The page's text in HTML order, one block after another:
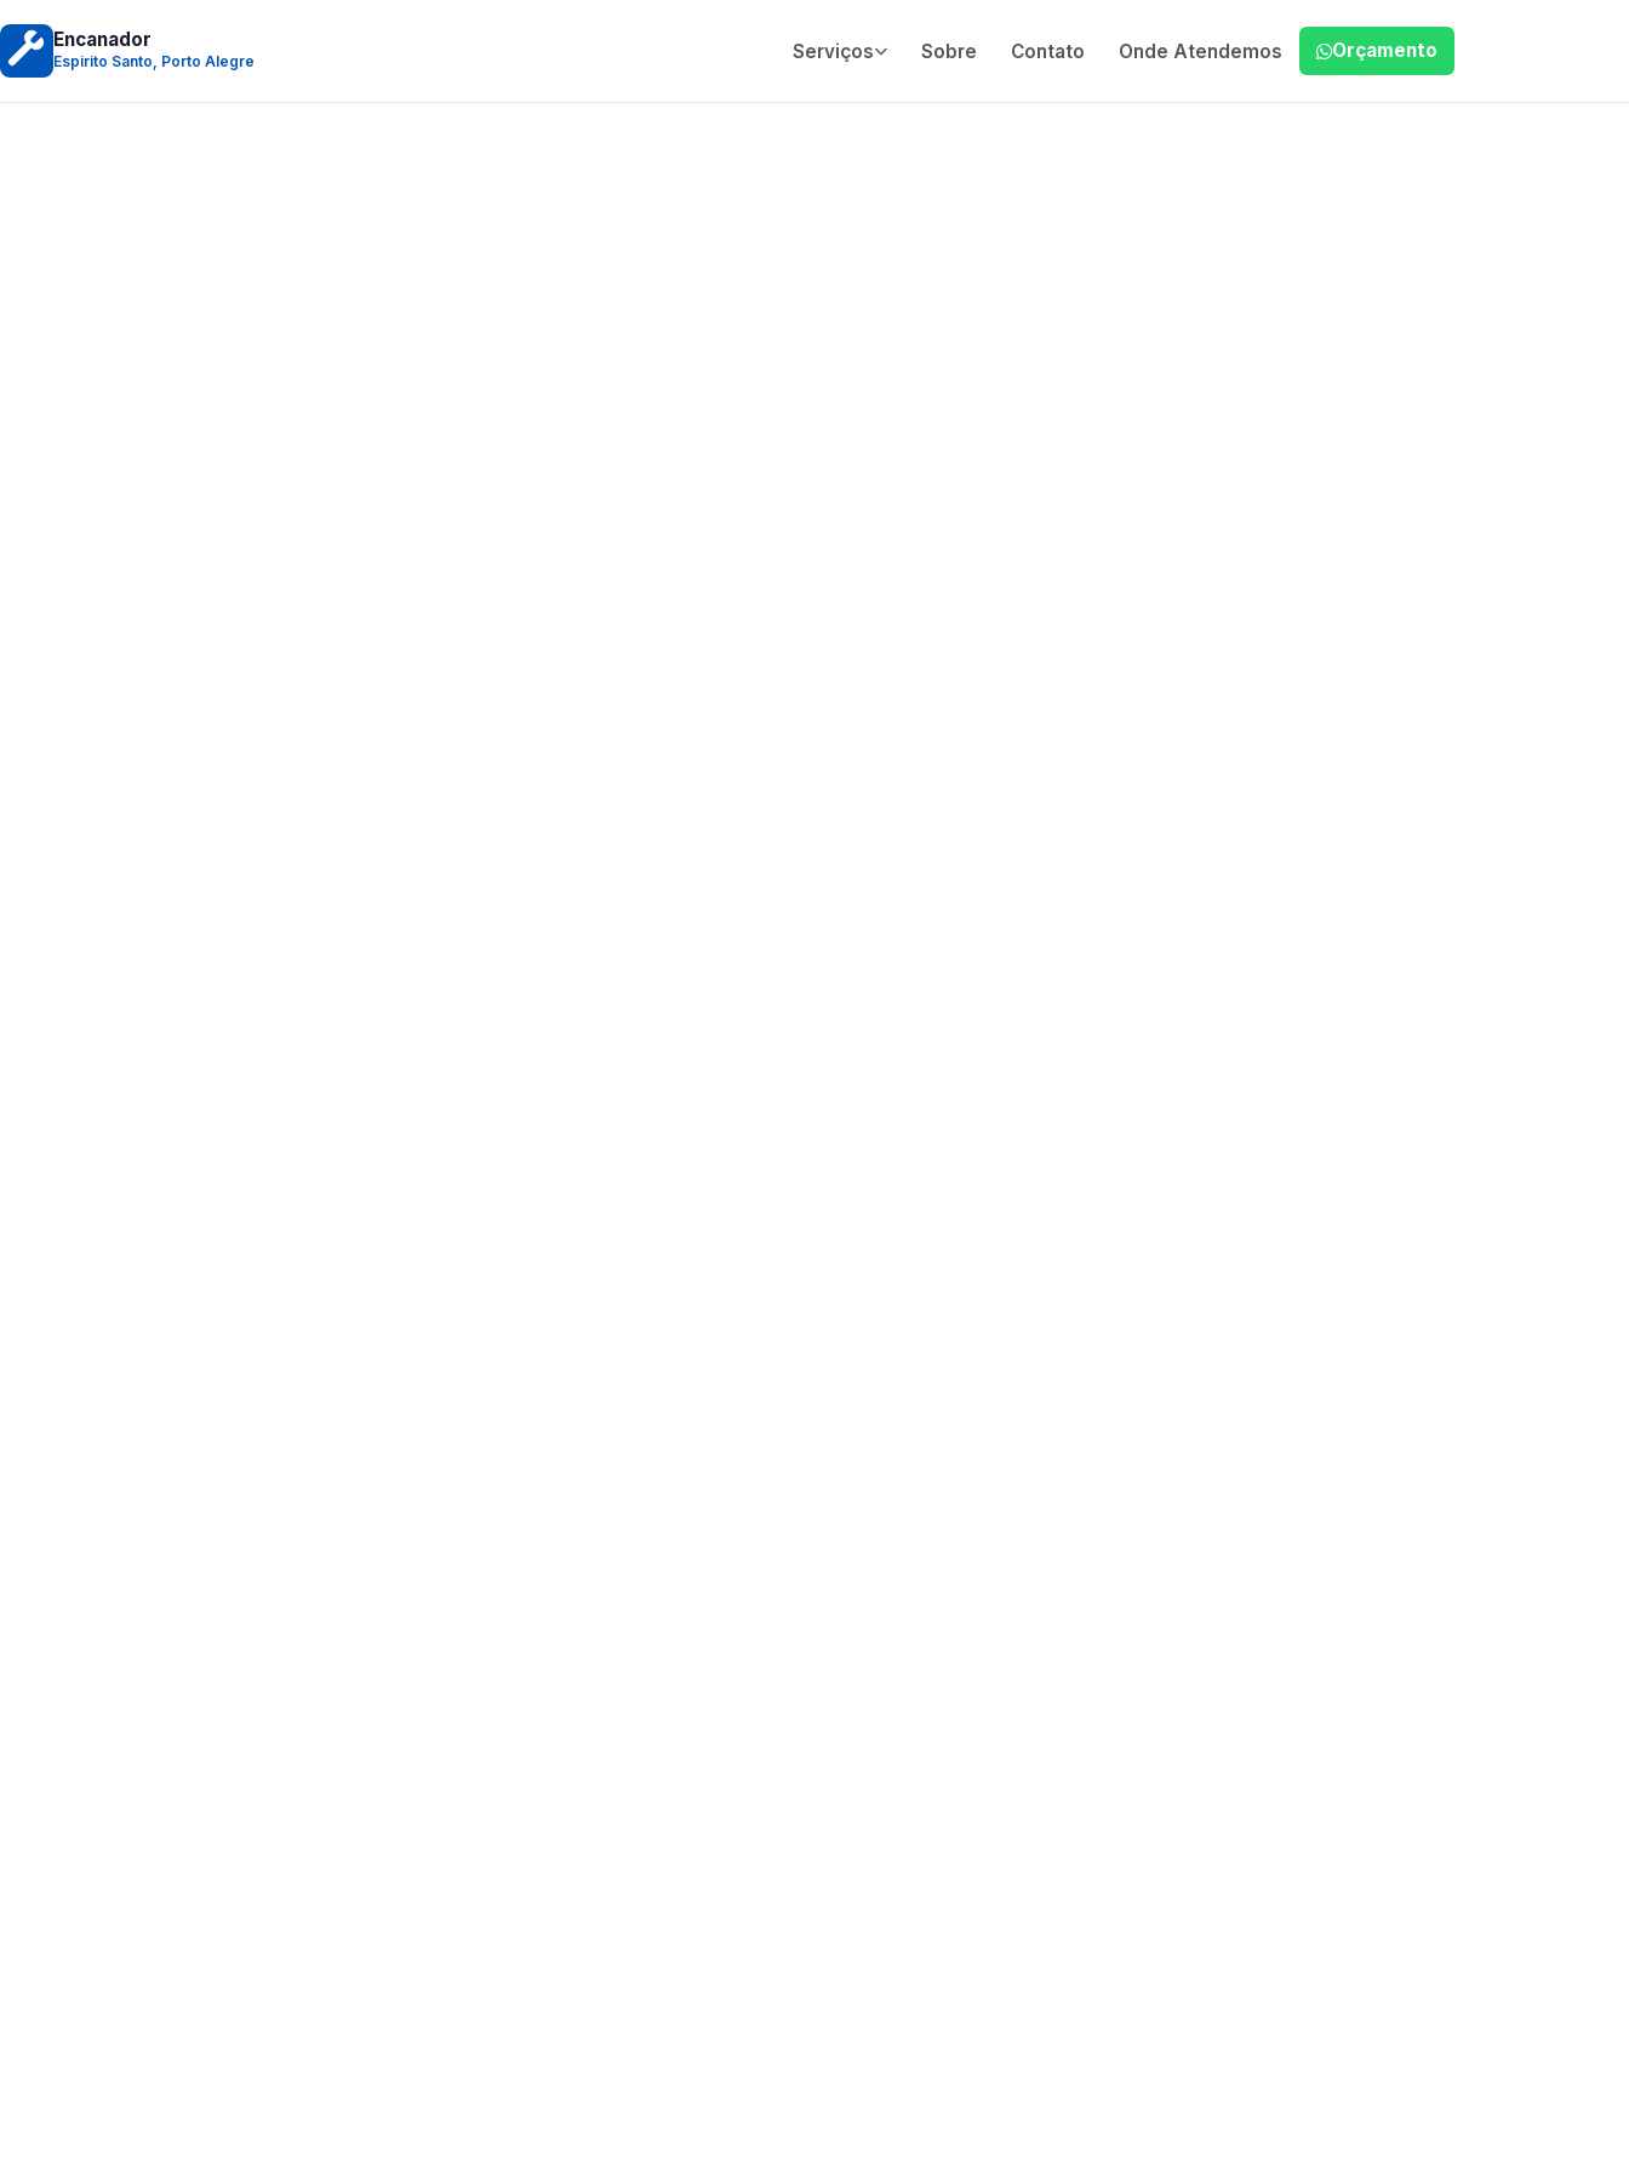
Encanador
Espirito Santo, Porto Alegre Serviços Sobre Contato Onde Atendemos Orçamento